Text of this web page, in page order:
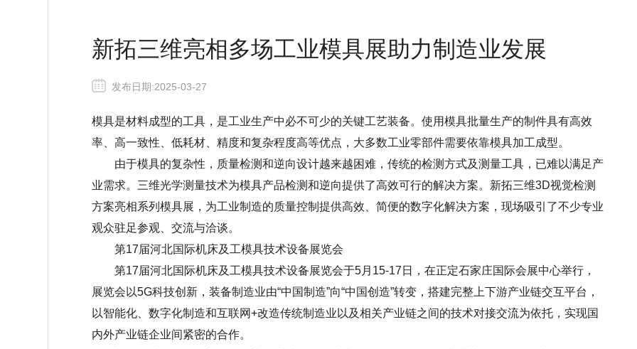
新拓三维亮相多场工业模具展助力制造业发展
发布日期:2025-03-27
模具是材料成型的工具，是工业生产中必不可少的关键工艺装备。使用模具批量生产的制件具有高效
率、高一致性、低耗材、精度和复杂程度高等优点，大多数工业零部件需要依靠模具加工成型。
由于模具的复杂性，质量检测和逆向设计越来越困难，传统的检测方式及测量工具，已难以满足产
业需求。 三维光学测量技术为模具产品检测和逆向提供了高效可行的解决方案。新拓三维3D视觉检测
方案亮相系列模具展，为工业制造的质量控制提供高效、简便的数字化解决方案，现场吸引了不少专业
观众驻足参观、交流与洽谈。
第17届河北国际机床及工模具技术设备展览会
第17届河北国际机床及工模具技术设备展览会于5月15-17日，在正定石家庄国际会展中心举行，
展览会以5G科技创新，装备制造业由“中国制造”向“中国创造”转变，搭建完整上下游产业链交互平台，
以智能化、数字化制造和互联网+改造传统制造业以及相关产业链之间的技术对接交流为依托，实现国
内外产业链企业间紧密的合作。